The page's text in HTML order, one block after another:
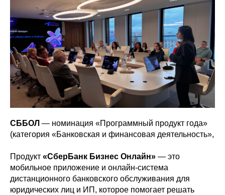
СББОЛ — номинация «Программный продукт года»
(категория «Банковская и финансовая деятельность»,
Продукт «СберБанк Бизнес Онлайн» — это
мобильное приложение и онлайн-система
дистанционного банковского обслуживания для
юридических лиц и ИП, которое помогает решать